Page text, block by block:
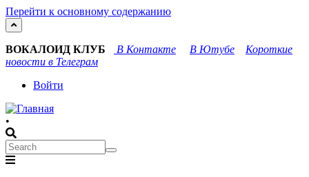
Перейти к основному содержанию
ВОКАЛОИД КЛУБ В Контакте В Ютубе
Короткие
новости в Телеграм
User
account
menu
Войти
•
Search
Search